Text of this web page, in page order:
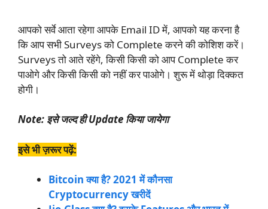
आपको सर्वे आता रहेगा आपके Email ID में, आपको यह करना है
कि आप सभी Surveys को Complete करने की कोशिश करें।
Surveys तो आते रहेंगे, किसी किसी को आप Complete कर
पाओगे और किसी किसी को नहीं कर पाओगे। शुरू में थोड़ा दिक्कत
होगी।
Note: इसे जल्द ही Update किया जायेगा
इसे भी ज़रूर पढ़ें:
Bitcoin क्या है? 2021 में कौनसा
Cryptocurrency खरीदें